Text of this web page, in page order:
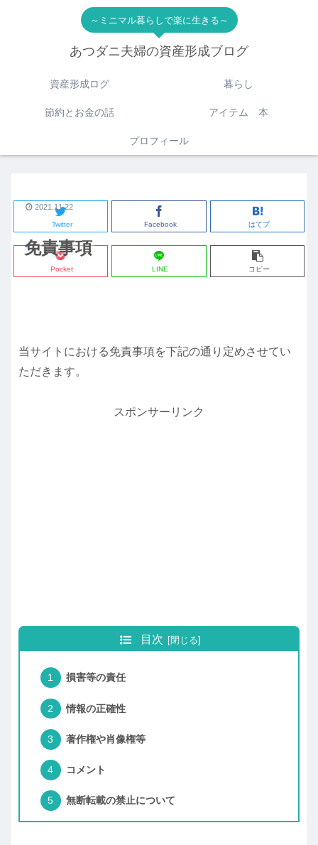
～ミニマル暮らしで楽に生きる～
あつダニ夫婦の資産形成ブログ
資産形成ログ 暮らし
節約とお金の話 アイテム 本
プロフィール
免責事項
Twitter Facebook はてブ
Pocket LINE コピー
2021.11.22
当サイトにおける免責事項を下記の通り定めさせてい
ただきます。
スポンサーリンク
目次
損害等の責任
情報の正確性
著作権や肖像権等
コメント
無断転載の禁止について